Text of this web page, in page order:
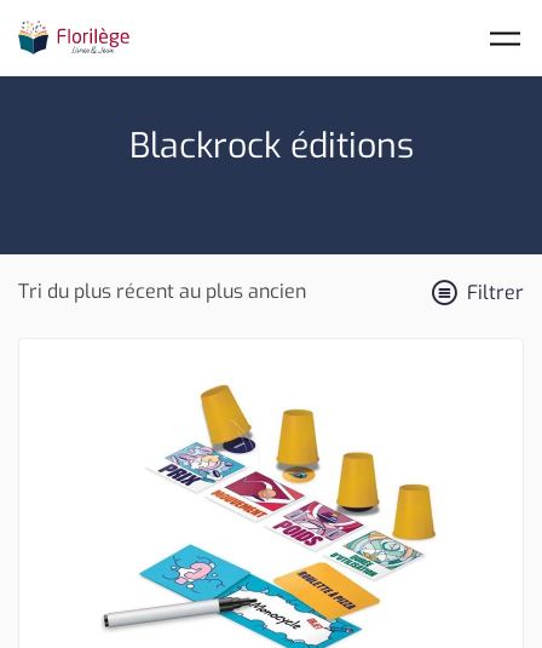
Blackrock éditions
Filtrer